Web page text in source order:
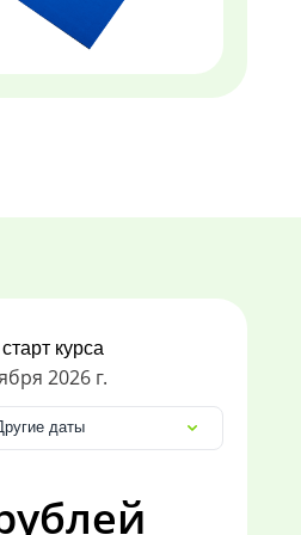
курса
2026 г.
даты